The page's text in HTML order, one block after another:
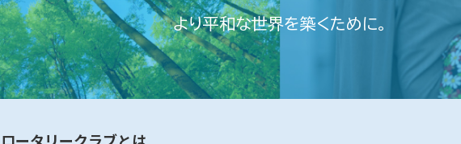
より平和な世界を築くために。